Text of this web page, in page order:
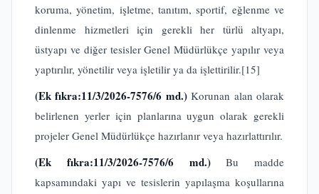
koruma, yönetim, işletme, tanıtım, sportif, eğlenme ve
dinlenme hizmetleri için gerekli her türlü altyapı,
üstyapı ve diğer tesisler Genel Müdürlükçe yapılır veya
yaptırılır, yönetilir veya işletilir ya da işlettirilir.[15]
(Ek fıkra:11/3/2026-7576/6 md.)Korunan alan olarak
belirlenen yerler için planlarına uygun olarak gerekli
projeler Genel Müdürlükçe hazırlanır veya hazırlattırılır.
(Ek fıkra:11/3/2026-7576/6 md.)Bu madde
kapsamındaki yapı ve tesislerin yapılaşma koşullarına